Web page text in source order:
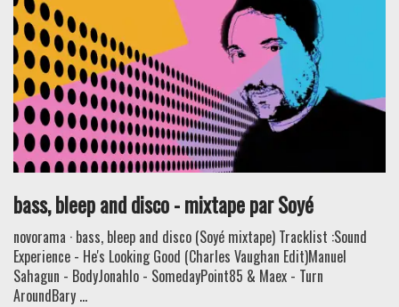
bass, bleep and disco - mixtape par Soyé
novorama · bass, bleep and disco (Soyé mixtape) Tracklist :Sound
Experience - He's Looking Good (Charles Vaughan Edit)Manuel
Sahagun - BodyJonahlo - SomedayPoint85 & Maex - Turn
AroundBary ...